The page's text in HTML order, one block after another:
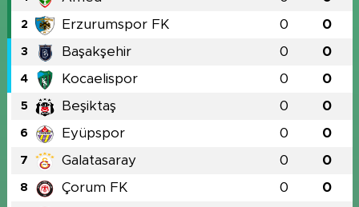
2 Erzurumspor FK 0 0
3 Başakşehir 0 0
4 Kocaelispor 0 0
5 Beşiktaş 0 0
6 Eyüpspor 0 0
7 Galatasaray 0 0
8 Çorum FK 0 0